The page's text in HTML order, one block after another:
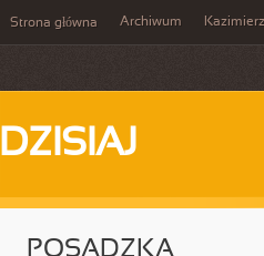
Strona główna Archiwum Kazimierz
DZISIAJ
POSADZKA